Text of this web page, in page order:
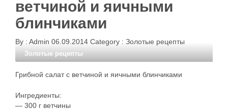
ветчиной и яичными
блинчиками
By : Admin 06.09.2014 Category : Золотые рецепты
Золотые рецепты
Грибной салат с ветчиной и яичными блинчиками
Ингредиенты:
— 300 г ветчины